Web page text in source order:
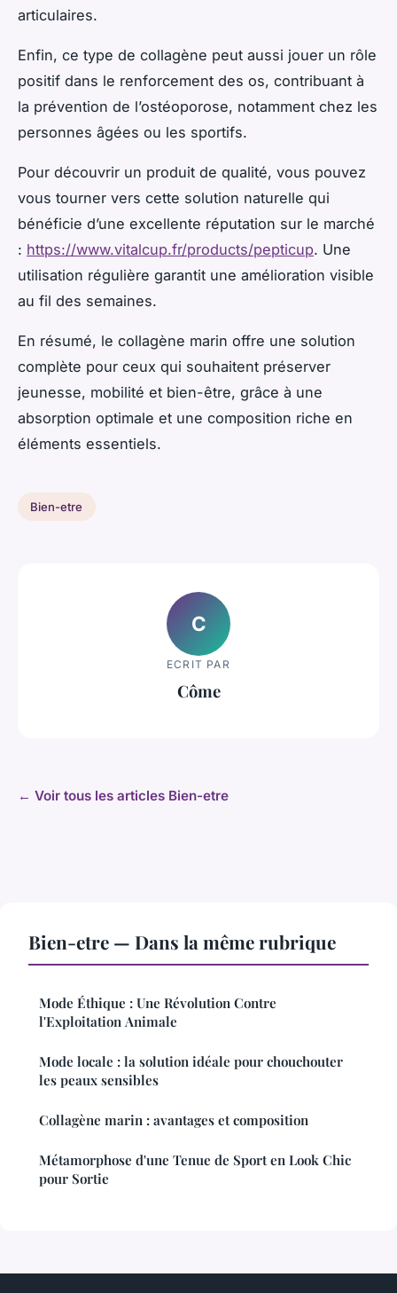
articulaires.
Enfin, ce type de collagène peut aussi jouer un rôle
positif dans le renforcement des os, contribuant à
la prévention de l’ostéoporose, notamment chez les
personnes âgées ou les sportifs.
Pour découvrir un produit de qualité, vous pouvez
vous tourner vers cette solution naturelle qui
bénéficie d’une excellente réputation sur le marché
: https://www.vitalcup.fr/products/pepticup. Une
utilisation régulière garantit une amélioration visible
au fil des semaines.
En résumé, le collagène marin offre une solution
complète pour ceux qui souhaitent préserver
jeunesse, mobilité et bien-être, grâce à une
absorption optimale et une composition riche en
éléments essentiels.
Bien-etre
C
ECRIT PAR
Côme
← Voir tous les articles Bien-etre
Bien-etre — Dans la même rubrique
Mode Éthique : Une Révolution Contre
l'Exploitation Animale
Mode locale : la solution idéale pour chouchouter
les peaux sensibles
Collagène marin : avantages et composition
Métamorphose d'une Tenue de Sport en Look Chic
pour Sortie